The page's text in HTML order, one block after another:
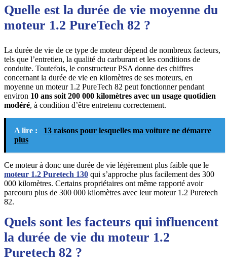
Quelle est la durée de vie moyenne du
moteur 1.2 PureTech 82 ?
La durée de vie de ce type de moteur dépend de nombreux facteurs,
tels que l’entretien, la qualité du carburant et les conditions de
conduite. Toutefois, le constructeur PSA donne des chiffres
concernant la durée de vie en kilomètres de ses moteurs, en
moyenne un moteur 1.2 PureTech 82 peut fonctionner pendant
environ 10 ans soit 200 000 kilomètres avec un usage quotidien
modéré, à condition d’être entretenu correctement.
A lire :
13 raisons pour lesquelles ma voiture ne démarre
plus
Ce moteur à donc une durée de vie légèrement plus faible que le
moteur 1.2 Puretech 130 qui s’approche plus facilement des 300
000 kilomètres. Certains propriétaires ont même rapporté avoir
parcouru plus de 300 000 kilomètres avec leur moteur 1.2 Puretech
82.
Quels sont les facteurs qui influencent
la durée de vie du moteur 1.2
Puretech 82 ?